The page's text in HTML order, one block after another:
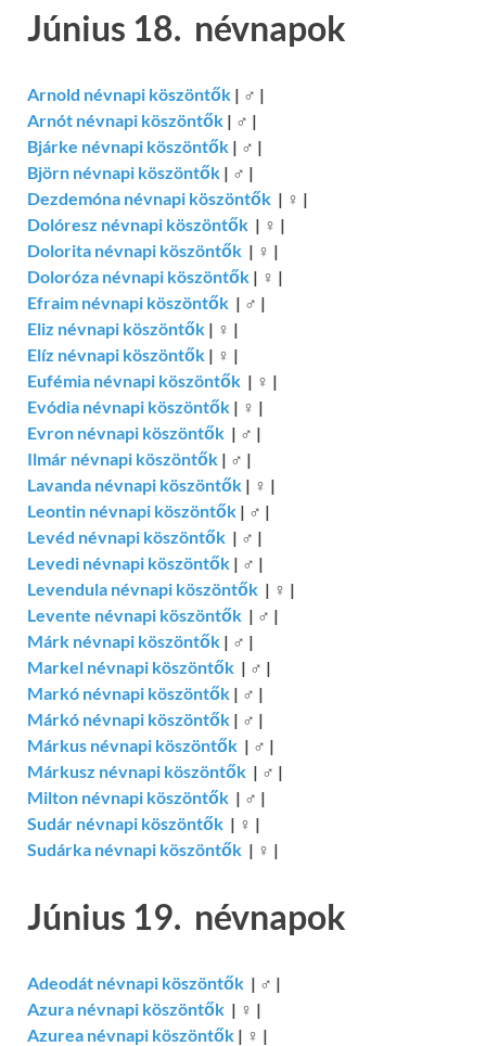
Június 18. névnapok
Arnold névnapi köszöntők | ♂ |
Arnót névnapi köszöntők | ♂ |
Bjárke névnapi köszöntők | ♂ |
Björn névnapi köszöntők | ♂ |
Dezdemóna névnapi köszöntők | ♀ |
Dolóresz névnapi köszöntők | ♀ |
Dolorita névnapi köszöntők | ♀ |
Doloróza névnapi köszöntők | ♀ |
Efraim névnapi köszöntők | ♂ |
Eliz névnapi köszöntők | ♀ |
Elíz névnapi köszöntők | ♀ |
Eufémia névnapi köszöntők | ♀ |
Evódia névnapi köszöntők | ♀ |
Evron névnapi köszöntők | ♂ |
Ilmár névnapi köszöntők | ♂ |
Lavanda névnapi köszöntők | ♀ |
Leontin névnapi köszöntők | ♂ |
Levéd névnapi köszöntők | ♂ |
Levedi névnapi köszöntők | ♂ |
Levendula névnapi köszöntők | ♀ |
Levente névnapi köszöntők | ♂ |
Márk névnapi köszöntők | ♂ |
Markel névnapi köszöntők | ♂ |
Markó névnapi köszöntők | ♂ |
Márkó névnapi köszöntők | ♂ |
Márkus névnapi köszöntők | ♂ |
Márkusz névnapi köszöntők | ♂ |
Milton névnapi köszöntők | ♂ |
Sudár névnapi köszöntők | ♀ |
Sudárka névnapi köszöntők | ♀ |
Június 19. névnapok
Adeodát névnapi köszöntők | ♂ |
Azura névnapi köszöntők | ♀ |
Azurea névnapi köszöntők | ♀ |